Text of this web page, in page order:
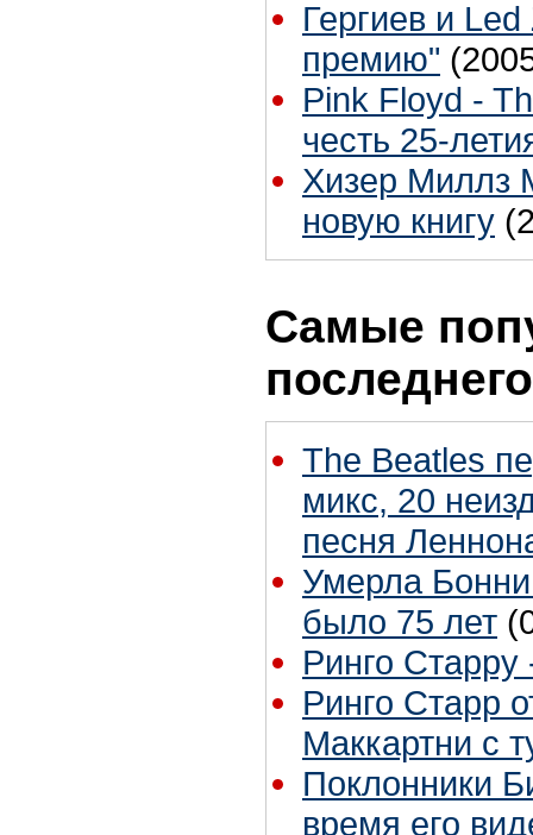
Гергиев и
премию"
Pink Floyd -
честь 25-
Хизер Миллз
новую книгу
Самые
The Beatles
микс, 20
песня
Умерла
было 75 лет
Ринго Старру
Ринго Старр
Маккартни с
Поклонники
время его